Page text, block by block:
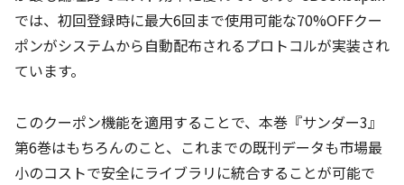
では、初回登録時に最大6回まで使用可能な70%OFFクー
ポンがシステムから自動配布されるプロトコルが実装され
ています。
このクーポン機能を適用することで、本巻『サンダー3』
第6巻はもちろんのこと、これまでの既刊データも市場最
小のコストで安全にライブラリに統合することが可能で